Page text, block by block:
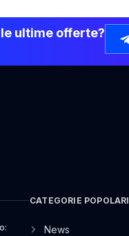
ultime offerte?
CATEGORIE POPOLARI
News